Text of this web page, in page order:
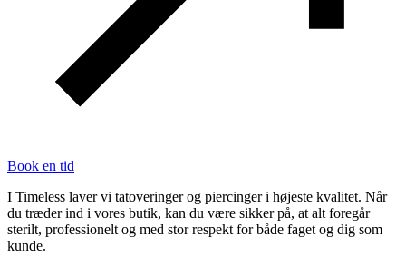
Book en tid
I Timeless laver vi tatoveringer og piercinger i højeste kvalitet. Når
du træder ind i vores butik, kan du være sikker på, at alt foregår
sterilt, professionelt og med stor respekt for både faget og dig som
kunde.